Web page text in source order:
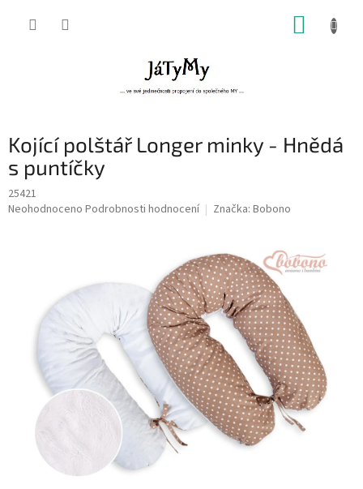
Kojící polštář Longer minky - Hnědá
s puntíčky
25421
Průměrné
hvězdiček.
Neohodnoceno Podrobnosti hodnocení Značka: Bobono